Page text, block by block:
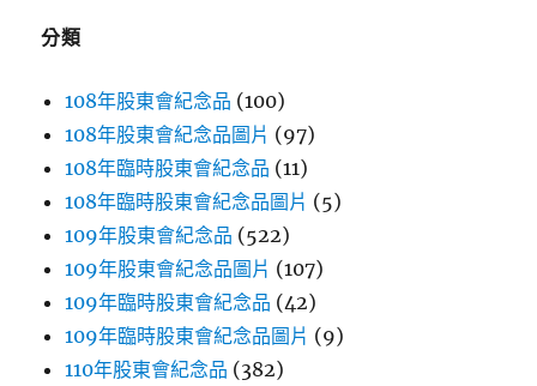
分類
108年股東會紀念品 (100)
108年股東會紀念品圖片 (97)
108年臨時股東會紀念品 (11)
108年臨時股東會紀念品圖片 (5)
109年股東會紀念品 (522)
109年股東會紀念品圖片 (107)
109年臨時股東會紀念品 (42)
109年臨時股東會紀念品圖片 (9)
110年股東會紀念品 (382)